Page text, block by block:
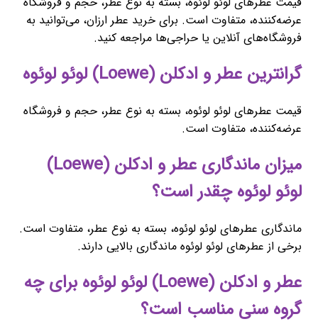
عرضه‌کننده، متفاوت است. برای خرید عطر ارزان، می‌توانید به
فروشگاه‌های آنلاین یا حراجی‌ها مراجعه کنید.
گرانترین عطر و ادکلن (Loewe) لوئو لوئوه
قیمت عطرهای لوئو لوئوه، بسته به نوع عطر، حجم و فروشگاه
عرضه‌کننده، متفاوت است.
میزان ماندگاری عطر و ادکلن (Loewe)
لوئو لوئوه چقدر است؟
ماندگاری عطرهای لوئو لوئوه، بسته به نوع عطر، متفاوت است.
برخی از عطرهای لوئو لوئوه ماندگاری بالایی دارند.
عطر و ادکلن (Loewe) لوئو لوئوه برای چه
گروه سنی مناسب است؟